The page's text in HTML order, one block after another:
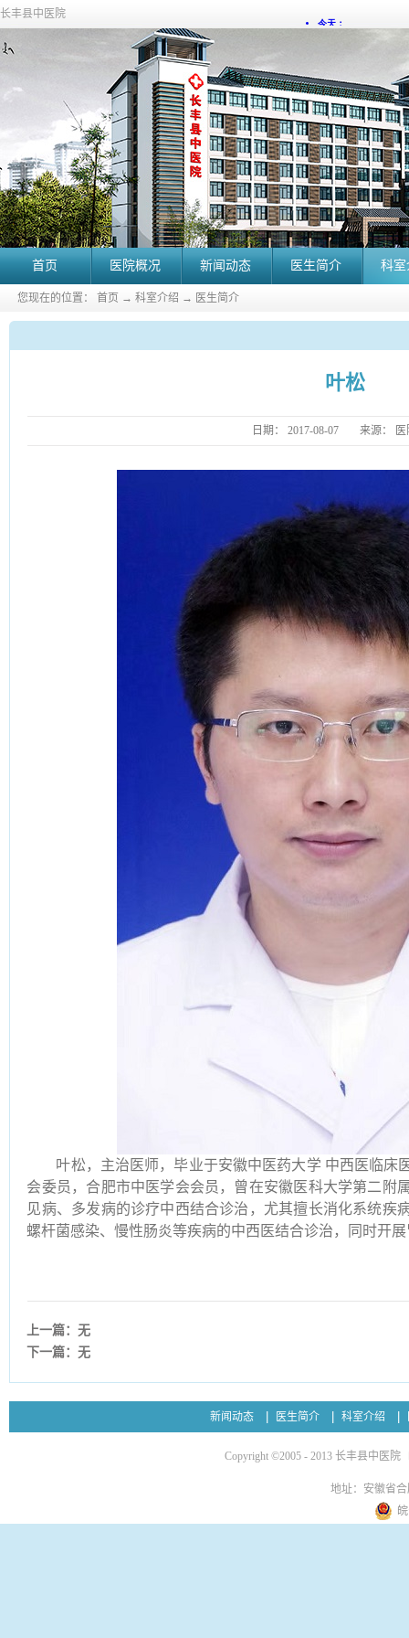
长丰县中医院
首页 医院概况 新闻动态 医生简介 科
您现在的位置： 首页 → 科室介绍 → 医生简介
叶松
日期： 2017-08-07 来源：
叶松，主治医师，毕业于安徽中医药大学 中西医临床
会委员，合肥市中医学会会员，曾在安徽医科大学第二附
见病、多发病的诊疗中西结合诊治，尤其擅长消化系统疾
螺杆菌感染、慢性肠炎等疾病的中西医结合诊治，同时开
上一篇：无
下一篇：无
新闻动态 医生简介 科室介绍
Copyright ©2005 - 2013 长丰县中医院
地址：安徽省